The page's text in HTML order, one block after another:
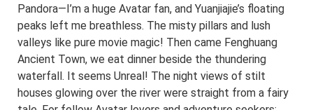
Pandora—I’m a huge Avatar fan, and Yuanjiajie’s floating
peaks left me breathless. The misty pillars and lush
valleys like pure movie magic! Then came Fenghuang
Ancient Town, we eat dinner beside the thundering
waterfall. It seems Unreal! The night views of stilt
houses glowing over the river were straight from a fairy